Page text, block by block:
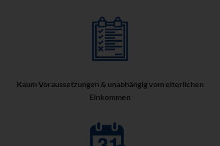
Kaum Voraussetzungen & unabhängig vom elterlichen
Einkommen